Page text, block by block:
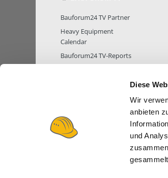
Diese
Wir
anbieten
und
Bauforum24 TV Partner
Heavy Equipment
Calendar
Bauforum24 TV-Reports
MITGLIEDER STATISTIK